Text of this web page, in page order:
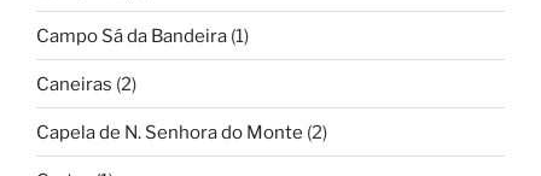
Campo Sá da Bandeira (1)
Caneiras (2)
Capela de N. Senhora do Monte (2)